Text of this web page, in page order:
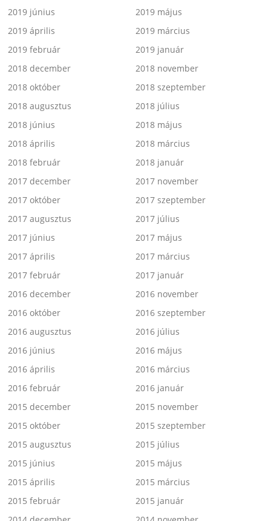
2019 június
2019 május
2019 április
2019 március
2019 február
2019 január
2018 december
2018 november
2018 október
2018 szeptember
2018 augusztus
2018 július
2018 június
2018 május
2018 április
2018 március
2018 február
2018 január
2017 december
2017 november
2017 október
2017 szeptember
2017 augusztus
2017 július
2017 június
2017 május
2017 április
2017 március
2017 február
2017 január
2016 december
2016 november
2016 október
2016 szeptember
2016 augusztus
2016 július
2016 június
2016 május
2016 április
2016 március
2016 február
2016 január
2015 december
2015 november
2015 október
2015 szeptember
2015 augusztus
2015 július
2015 június
2015 május
2015 április
2015 március
2015 február
2015 január